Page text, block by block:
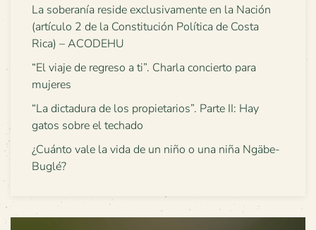
La soberanía reside exclusivamente en la Nación
(artículo 2 de la Constitución Política de Costa
Rica) – ACODEHU
“El viaje de regreso a ti”. Charla concierto para
mujeres
“La dictadura de los propietarios”. Parte II: Hay
gatos sobre el techado
¿Cuánto vale la vida de un niño o una niña Ngäbe-
Buglé?